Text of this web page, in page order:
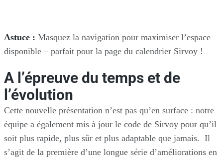
Astuce : Masquez la navigation pour maximiser l’espace
disponible – parfait pour la page du calendrier Sirvoy !
A l’épreuve du temps et de
l’évolution
Cette nouvelle présentation n’est pas qu’en surface : notre
équipe a également mis à jour le code de Sirvoy pour qu’il
soit plus rapide, plus sûr et plus adaptable que jamais. Il
s’agit de la première d’une longue série d’améliorations en